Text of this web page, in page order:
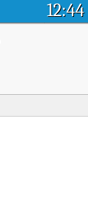
12:44